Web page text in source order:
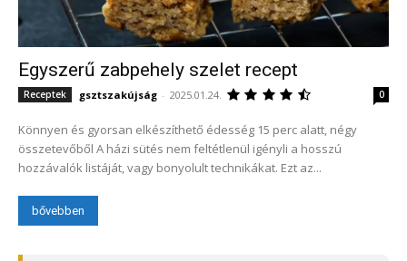
Egyszerű zabpehely szelet recept
Receptek gsztszakújság - 2025.01.24. 0
Könnyen és gyorsan elkészíthető édesség 15 perc alatt, négy
összetevőből A házi sütés nem feltétlenül igényli a hosszú
hozzávalók listáját, vagy bonyolult technikákat. Ezt az...
bővebben